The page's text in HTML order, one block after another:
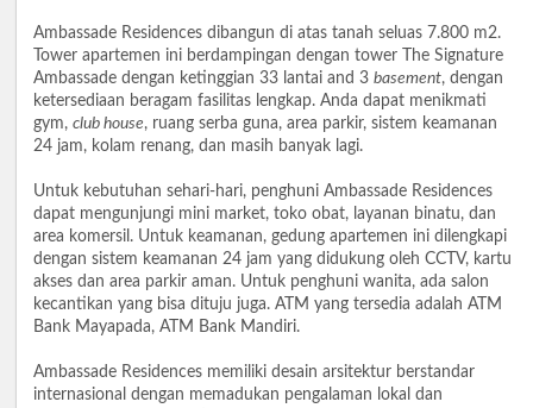
Ambassade Residences dibangun di atas tanah seluas 7.800 m2.
Tower apartemen ini berdampingan dengan tower The Signature
Ambassade dengan ketinggian 33 lantai and 3 basement, dengan
ketersediaan beragam fasilitas lengkap. Anda dapat menikmati
gym, club house, ruang serba guna, area parkir, sistem keamanan
24 jam, kolam renang, dan masih banyak lagi.
Untuk kebutuhan sehari-hari, penghuni Ambassade Residences
dapat mengunjungi mini market, toko obat, layanan binatu, dan
area komersil. Untuk keamanan, gedung apartemen ini dilengkapi
dengan sistem keamanan 24 jam yang didukung oleh CCTV, kartu
akses dan area parkir aman. Untuk penghuni wanita, ada salon
kecantikan yang bisa dituju juga. ATM yang tersedia adalah ATM
Bank Mayapada, ATM Bank Mandiri.
Ambassade Residences memiliki desain arsitektur berstandar
internasional dengan memadukan pengalaman lokal dan